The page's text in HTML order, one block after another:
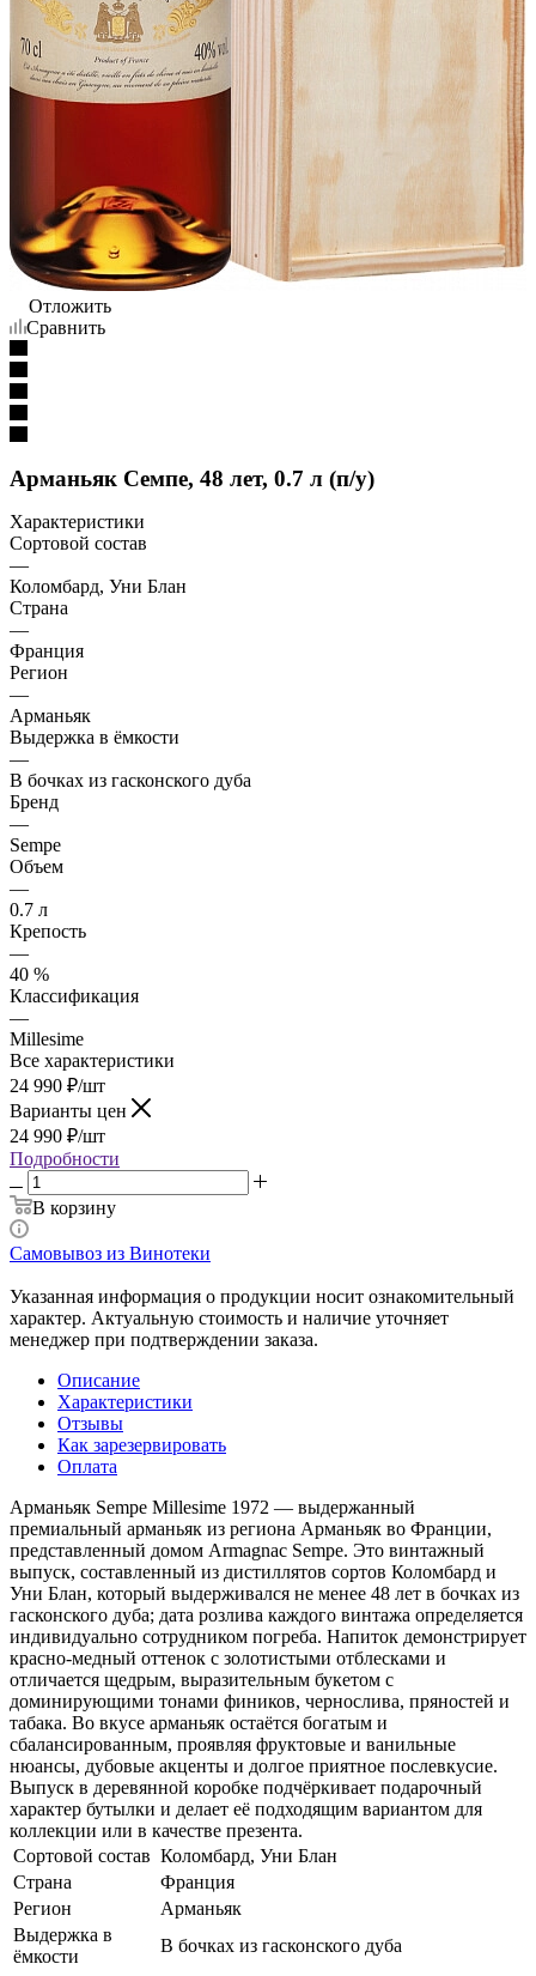
Отложить
Сравнить
Арманьяк Семпе, 48 лет, 0.7 л (п/у)
Характеристики
Сортовой состав
—
Коломбард, Уни Блан
Страна
—
Франция
Регион
—
Арманьяк
Выдержка в ёмкости
—
В бочках из гасконского дуба
Бренд
—
Sempe
Объем
—
0.7 л
Крепость
—
40 %
Классификация
—
Millesime
Все характеристики
24 990 ₽/шт
Варианты цен
24 990 ₽/шт
Подробности
В корзину
Самовывоз из Винотеки
Указанная информация о продукции носит ознакомительный
характер. Актуальную стоимость и наличие уточняет
менеджер при подтверждении заказа.
Описание
Характеристики
Отзывы
Как зарезервировать
Оплата
Арманьяк Sempe Millesime 1972 — выдержанный
премиальный арманьяк из региона Арманьяк во Франции,
представленный домом Armagnac Sempe. Это винтажный
выпуск, составленный из дистиллятов сортов Коломбард и
Уни Блан, который выдерживался не менее 48 лет в бочках из
гасконского дуба; дата розлива каждого винтажа определяется
индивидуально сотрудником погреба. Напиток демонстрирует
красно-медный оттенок с золотистыми отблесками и
отличается щедрым, выразительным букетом с
доминирующими тонами фиников, чернослива, пряностей и
табака. Во вкусе арманьяк остаётся богатым и
сбалансированным, проявляя фруктовые и ванильные
нюансы, дубовые акценты и долгое приятное послевкусие.
Выпуск в деревянной коробке подчёркивает подарочный
характер бутылки и делает её подходящим вариантом для
коллекции или в качестве презента.
Сортовой состав Коломбард, Уни Блан
Страна
Франция
Регион
Арманьяк
Выдержка в
ёмкости
В бочках из гасконского дуба